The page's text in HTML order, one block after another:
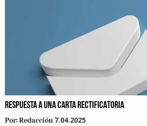
RESPUESTA A UNA CARTA RECTIFICATORIA
Por:Redacción 7.04.2025